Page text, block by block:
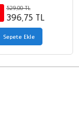
529,00 TL
396,75 TL
Sepete Ekle